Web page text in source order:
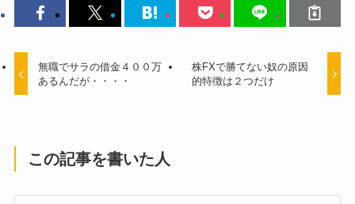
無職でサラの借金４００万
あるんだが・・・・
株FXで勝てない奴の原因
的特徴は２つだけ
この記事を書いた人